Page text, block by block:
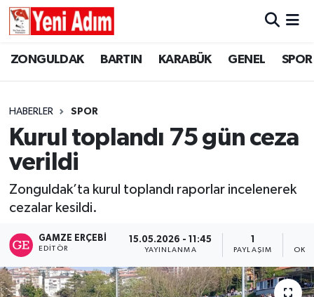
ZONGULDAK BARTIN KARABÜK GENEL SPOR
HABERLER SPOR
Kurul toplandı 75 gün ceza
verildi
Zonguldak’ta kurul toplandı raporlar incelenerek
cezalar kesildi.
GAMZE ERÇEBI
EDITÖR
15.05.2026 - 11:45
YAYINLANMA PAYLAŞIM
ZONGULDAK
GÜNCEL
SİYASET
RESMİ İLAN
ZONGULDAK
GENEL
SPOR
SİYASET
SAĞLIK
Zonguldak Hava Durumu
Tüm Manşetler
Son Dakika Haberleri
Haber Arşivi